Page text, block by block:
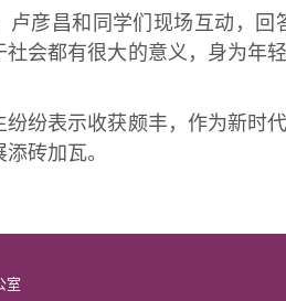
昌和同学们现场互动，回
社会都有很大的意义，身为年
表示收获颇丰，作为新时代
砖加瓦。
室